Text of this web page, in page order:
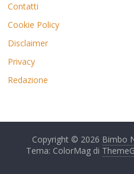
Contatti
Cookie Policy
Disclaimer
Privacy
Redazione
Copyright © 2026 Bimbo
Tema: ColorMag di